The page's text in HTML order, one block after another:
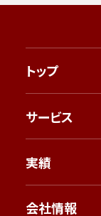
トップ
サービス
実績
会社情報